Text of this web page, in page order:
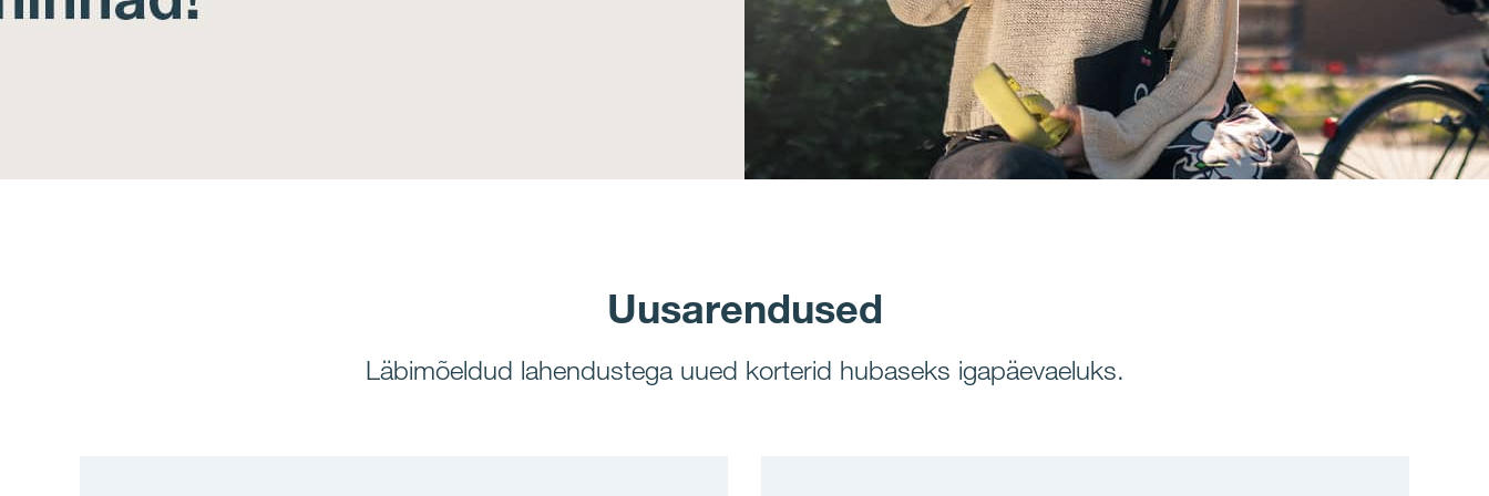
Uusarendused
Läbimõeldud lahendustega uued korterid hubaseks igapäevaeluks.